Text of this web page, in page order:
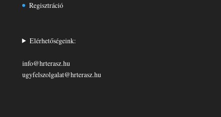
Regisztráció
Elérhetőségeink:
info@hrterasz.hu
ugyfelszolgalat@hrterasz.hu